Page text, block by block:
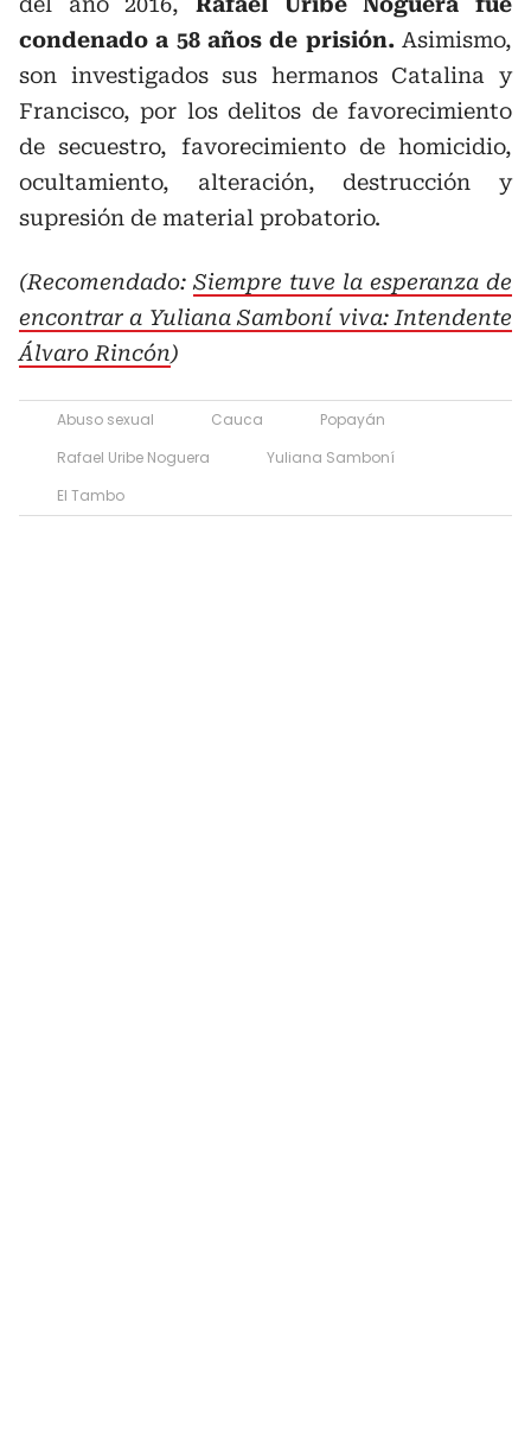
condenado a 58 años de prisión.Asimismo,
son investigados sus hermanos Catalina y
Francisco, por los delitos de favorecimiento
de secuestro, favorecimiento de homicidio,
ocultamiento, alteración, destrucción y
supresión de material probatorio.
(Recomendado: Siempre tuve la esperanza de
encontrar a Yuliana Samboní viva: Intendente
Álvaro Rincón)
Abuso sexual Cauca
Popayán
Rafael Uribe Noguera
Yuliana Samboní
El Tambo